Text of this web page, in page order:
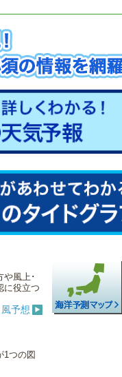
や風上･
に役立つ
風予想
1つの図